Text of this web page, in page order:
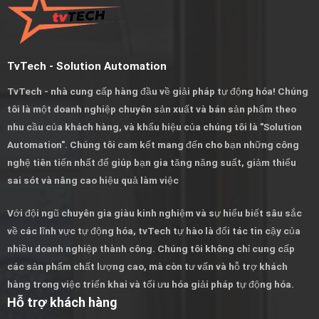
Rộng 6) SẢN PHẨM BÊN SHOP MÌNH 100% ÉP NHIỆT
NÊN CHẤT LƯỢNG MỐI NỐI HOÀN TOÀN CHẤT LƯỢNG
🔴🔴 THÔNG TIN CỬA HÀNG FACTORY AUTOMATION
SHOP HOTLINE: 0384983322 ZALO: 0384983322 (Hữu
Tân) PIC: tvTech Solution Mr Vương : 0559.245.249. Mr
Tân : 0384983322 Địa chỉ: 210/7/11 Đường số 11
Phường Trường Thọ TP Thủ Đức HCM
✔️ Shop cam kết gửi đúng và đủ sản phẩm bạn đặt. Sản
phẩm được test trước khi gửi.
✔️ Shop chịu phí vận chuyển trả hàng và hoàn tiền 100%
nếu giao sai hàng hoặc tư vấn sai.
TvTech - Solution Automation
TvTech - nhà cung cấp hàng đầu về giải pháp tự động hóa! Chúng
tôi là một doanh nghiệp chuyên sản xuất và bán sản phẩm theo
nhu cầu của khách hàng, và khẩu hiệu của chúng tôi là "Solution
Automation". Chúng tôi cam kết mang đến cho bạn những công
nghệ tiên tiến nhất để giúp bạn gia tăng năng suất, giảm thiểu
sai sót và nâng cao hiệu quả làm việc
Với đội ngũ chuyên gia giàu kinh nghiệm và sự hiểu biết sâu sắc
về các lĩnh vực tự động hóa, tvTech tự hào là đối tác tin cậy của
nhiều doanh nghiệp thành công. Chúng tôi không chỉ cung cấp
các sản phẩm chất lượng cao, mà còn tư vấn và hỗ trợ khách
hàng trong việc triển khai và tối ưu hóa giải pháp tự động hóa.
Hỗ trợ khách hàng